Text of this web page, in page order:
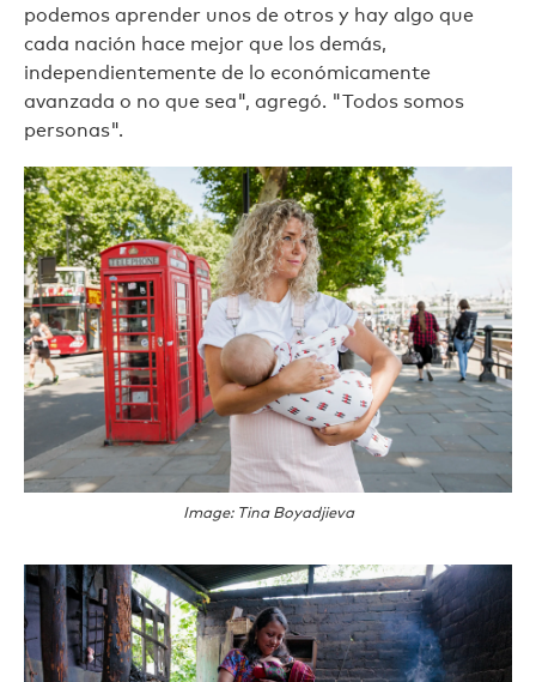
podemos aprender unos de otros y hay algo que
cada nación hace mejor que los demás,
independientemente de lo económicamente
avanzada o no que sea", agregó. "Todos somos
personas".
Image: Tina Boyadjieva